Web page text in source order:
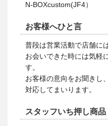
N-BOXcustom(JF4）
お客様へひと言
普段は営業活動で店舗に
お会いできた時には気軽
す。
お客様の意向をお聞きし
対応してまいります。
スタッフいち押し商品